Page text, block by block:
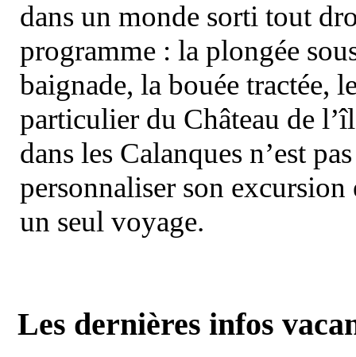
dans un monde sorti tout
programme : la plongée
baignade, la bouée tractée,
particulier du Château de
dans les Calanques n’est
personnaliser son
un seul voyage.
Les dernières infos